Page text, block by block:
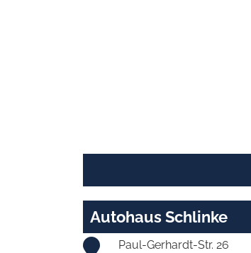
Autohaus Schlinke
Paul-Gerhardt-Str. 26